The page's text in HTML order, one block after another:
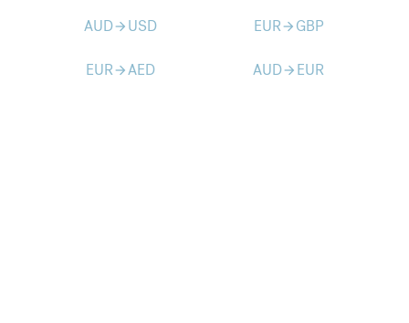
AUDarrow_forward USD EURarrow_forward GBP
EURarrow_forwardAED AUDarrow_forward EUR